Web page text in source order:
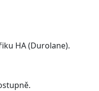
HA (Durolane).